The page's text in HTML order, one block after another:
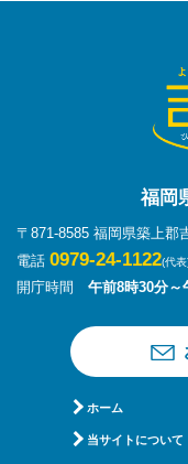
福岡
〒871-8585 福岡県築上郡
電話 0979-24-1122(代
開庁時間 午前8時30分～
ホーム
当サイトについて